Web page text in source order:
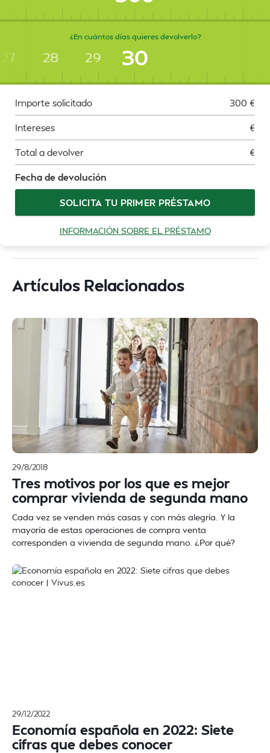
¿En cuántos días quieres devolverlo?
27 28 29 30
Importe solicitado 300 €
Intereses €
Total a devolver €
Fecha de devolución
SOLICITA TU PRIMER PRÉSTAMO
INFORMACIÓN SOBRE EL PRÉSTAMO
Artículos Relacionados
29/8/2018
Tres motivos por los que es mejor
comprar vivienda de segunda mano
Cada vez se venden más casas y con más alegría. Y la
mayoría de estas operaciones de compra venta
corresponden a vivienda de segunda mano. ¿Por qué?
29/12/2022
Economía española en 2022: Siete
cifras que debes conocer